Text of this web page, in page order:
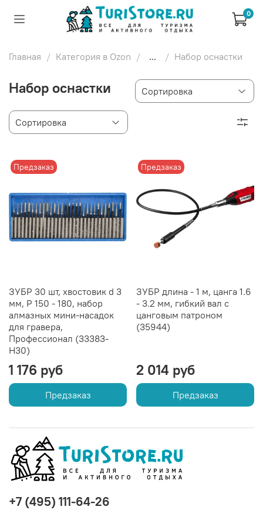
0
Главная Категория в Ozon ... Набор оснастки
Набор оснастки
Предзаказ
ЗУБР 30 шт, хвостовик d 3
мм, Р 150 - 180, набор
алмазных мини-насадок
для гравера,
Профессионал (33383-
H30)
1 176 руб
Предзаказ
Предзаказ
ЗУБР длина - 1 м, цанга 1.6
- 3.2 мм, гибкий вал с
цанговым патроном
(35944)
2 014 руб
Предзаказ
+7 (495) 111-64-26